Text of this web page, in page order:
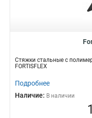
Стяжки стальные с
FORTISFLEX
Подробнее
Наличие: В наличии